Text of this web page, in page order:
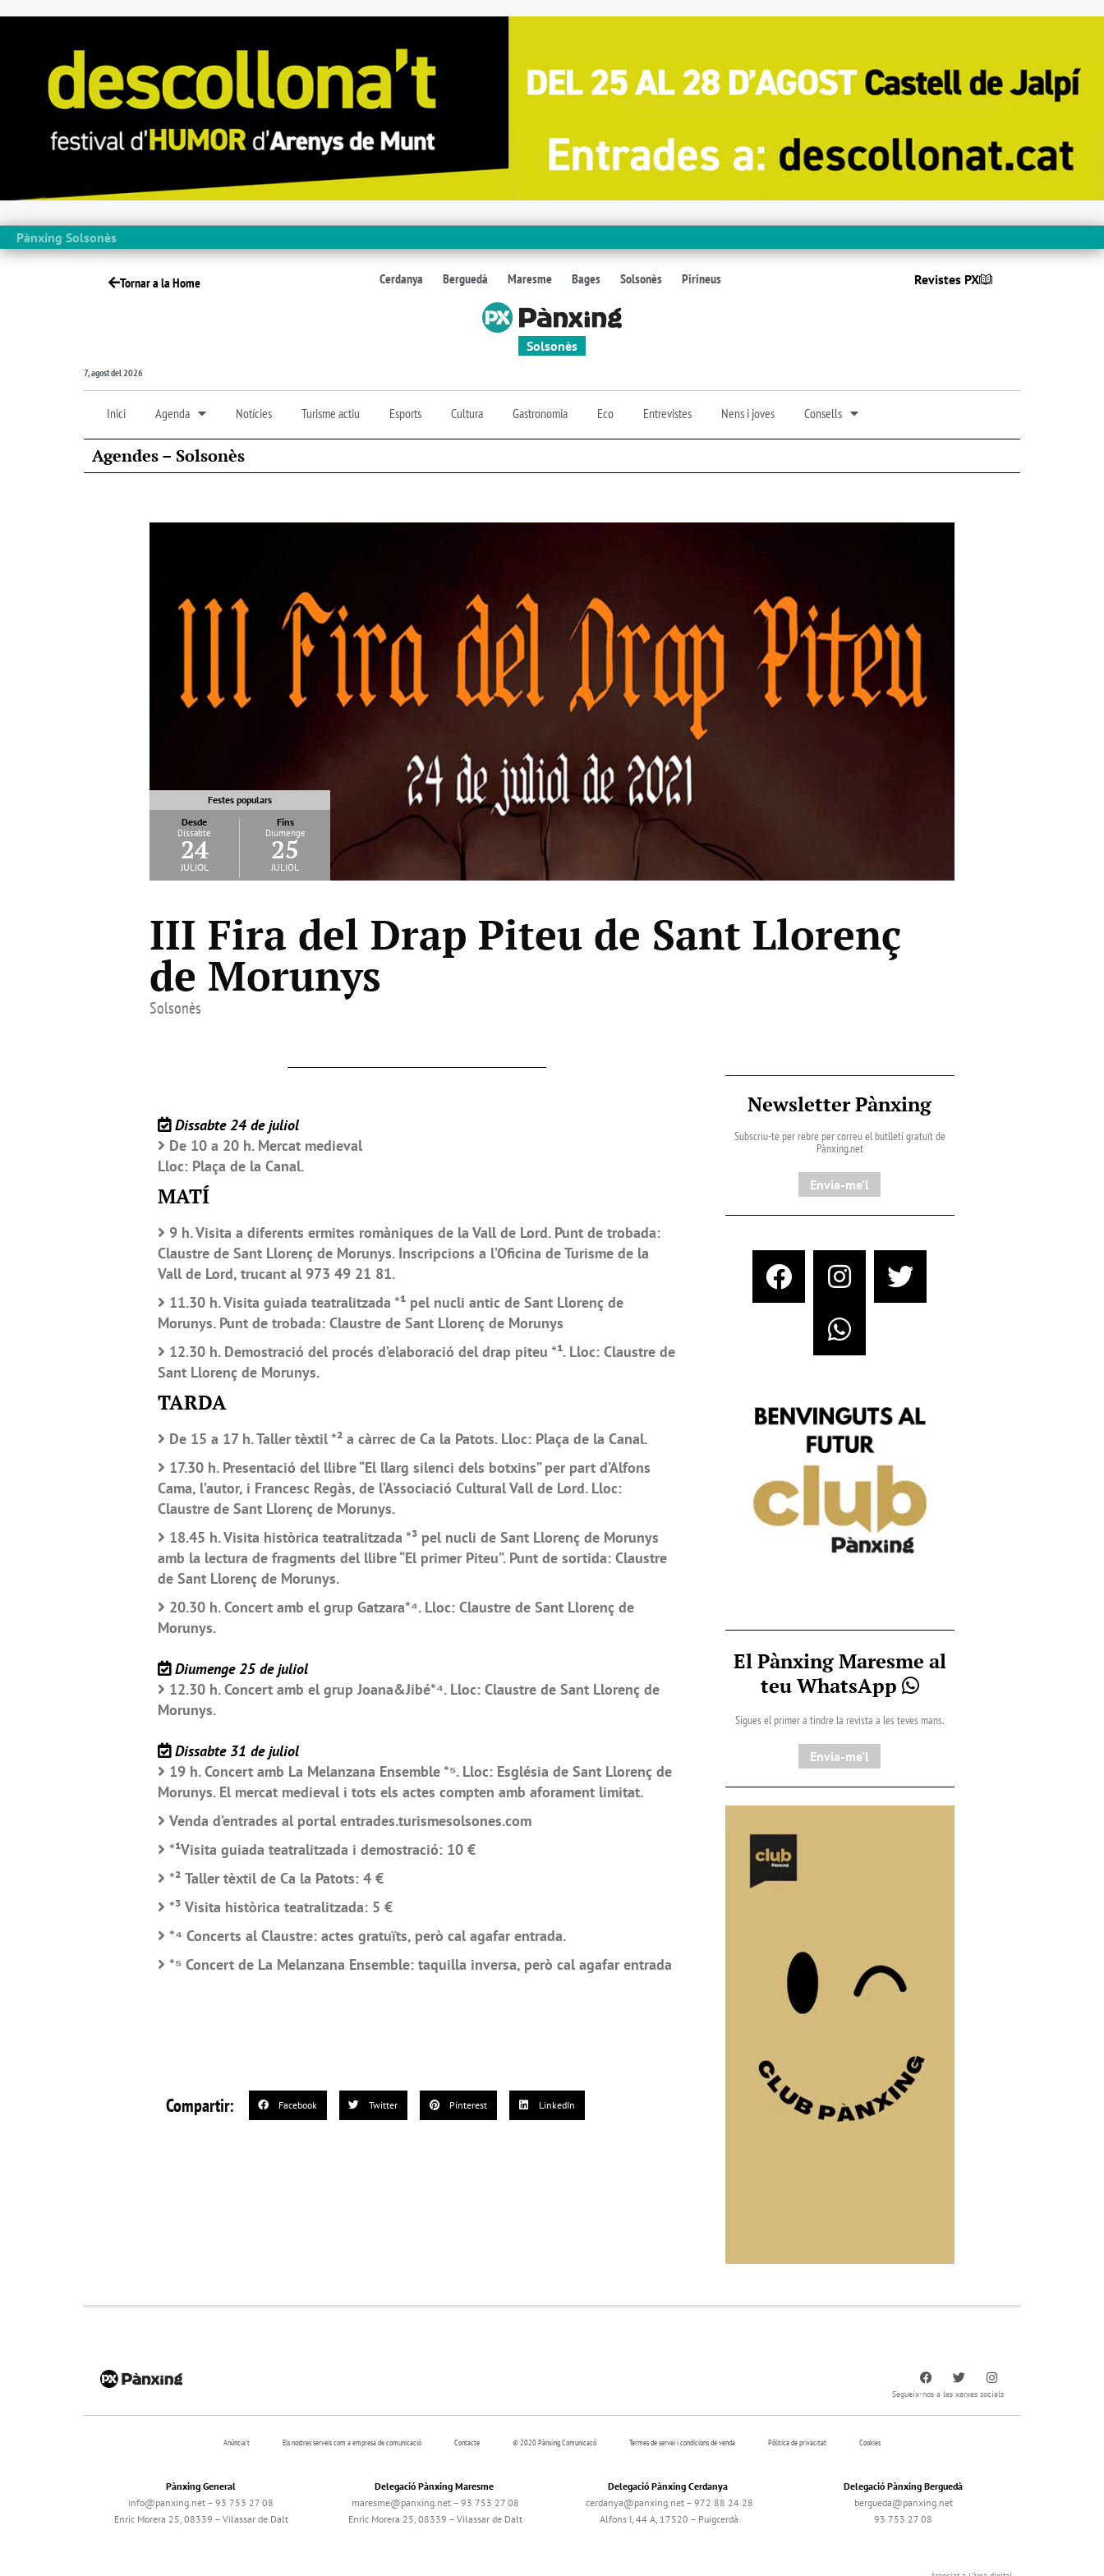
Pànxing Solsonès
Tornar a la Home Cerdanya Berguedà Maresme Bages Solsonès Pirineus Revistes PX
Solsonès
7, agost del 2026
Inici Agenda Notícies Turisme actiu Esports Cultura Gastronomia Eco Entrevistes Nens i joves Consells
Agendes – Solsonès
Festes populars
Desde
Dissabte
24
juliol
Fins
Diumenge
25
juliol
III Fira del Drap Piteu de Sant Llorenç
de Morunys
Solsonès
Dissabte 24 de juliol
De 10 a 20 h. Mercat medieval
Lloc: Plaça de la Canal.
MATÍ
9 h. Visita a diferents ermites romàniques de la Vall de Lord. Punt de trobada:
Claustre de Sant Llorenç de Morunys. Inscripcions a l’Oficina de Turisme de la
Vall de Lord, trucant al 973 49 21 81.
11.30 h. Visita guiada teatralitzada *¹ pel nucli antic de Sant Llorenç de
Morunys. Punt de trobada: Claustre de Sant Llorenç de Morunys
12.30 h. Demostració del procés d’elaboració del drap piteu *¹. Lloc: Claustre de
Sant Llorenç de Morunys.
TARDA
De 15 a 17 h. Taller tèxtil *² a càrrec de Ca la Patots. Lloc: Plaça de la Canal.
17.30 h. Presentació del llibre “El llarg silenci dels botxins” per part d’Alfons
Cama, l’autor, i Francesc Regàs, de l’Associació Cultural Vall de Lord. Lloc:
Claustre de Sant Llorenç de Morunys.
18.45 h. Visita històrica teatralitzada *³ pel nucli de Sant Llorenç de Morunys
amb la lectura de fragments del llibre “El primer Piteu”. Punt de sortida: Claustre
de Sant Llorenç de Morunys.
20.30 h. Concert amb el grup Gatzara*⁴. Lloc: Claustre de Sant Llorenç de
Morunys.
Diumenge 25 de juliol
12.30 h. Concert amb el grup Joana&Jibé*⁴. Lloc: Claustre de Sant Llorenç de
Morunys.
Dissabte 31 de juliol
19 h. Concert amb La Melanzana Ensemble *⁵. Lloc: Església de Sant Llorenç de
Morunys. El mercat medieval i tots els actes compten amb aforament limitat.
Venda d’entrades al portal entrades.turismesolsones.com
*¹Visita guiada teatralitzada i demostració: 10 €
*² Taller tèxtil de Ca la Patots: 4 €
*³ Visita històrica teatralitzada: 5 €
*⁴ Concerts al Claustre: actes gratuïts, però cal agafar entrada.
*⁵ Concert de La Melanzana Ensemble: taquilla inversa, però cal agafar entrada
Compartir: Facebook Twitter Pinterest LinkedIn
Newsletter Pànxing
Subscriu-te per rebre per correu el butlletí gratuït de
Pànxing.net​
Envia-me'l
El Pànxing Maresme al
teu WhatsApp
Sigues el primer a tindre la revista a les teves mans.
Envia-me'l
Segueix-nos a les xarxes socials
Anúncia’t Els nostres serveis com a empresa de comunicació Contacte © 2020 Pànxing Comunicacó Termes de servei i condicions de venda Pólitica de privacitat Cookies
Pànxing General
info@panxing.net – 93 753 27 08
Enric Morera 25, 08339 – Vilassar de Dalt
Delegació Pànxing Maresme
maresme@panxing.net – 93 753 27 08
Enric Morera 25, 08339 – Vilassar de Dalt
Delegació Pànxing Cerdanya
cerdanya@panxing.net – 972 88 24 28
Alfons I, 44 A, 17520 – Puigcerdà
Delegació Pànxing Berguedà
bergueda@panxing.net
93 753 27 08